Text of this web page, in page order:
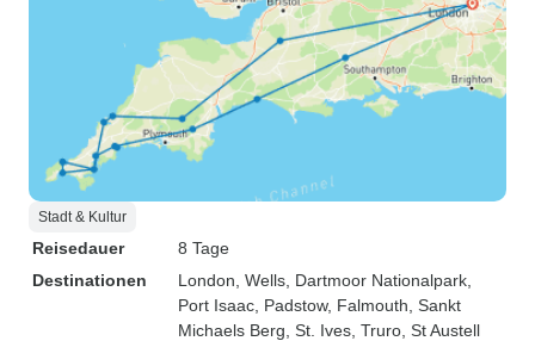
Stadt & Kultur
Reisedauer
8 Tage
Destinationen
London , Wells , Dartmoor Nationalpark
Port Isaac , Padstow, Falmouth , Sankt
Michaels Berg , St. Ives , Truro , St Austell